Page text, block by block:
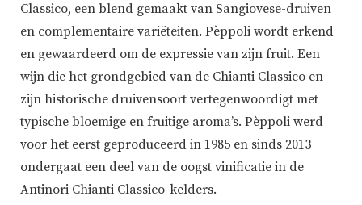
Classico, een blend gemaakt van Sangiovese-druiven
en complementaire variëteiten. Pèppoli wordt erkend
en gewaardeerd om de expressie van zijn fruit. Een
wijn die het grondgebied van de Chianti Classico en
zijn historische druivensoort vertegenwoordigt met
typische bloemige en fruitige aroma’s. Pèppoli werd
voor het eerst geproduceerd in 1985 en sinds 2013
ondergaat een deel van de oogst vinificatie in de
Antinori Chianti Classico-kelders.